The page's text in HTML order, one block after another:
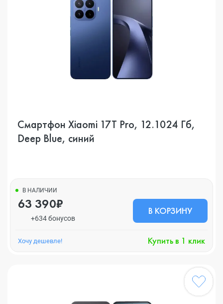
Смартфон Xiaomi 17T Pro, 12.1024 Гб,
Deep Blue, синий
В НАЛИЧИИ
63 390₽
+634 бонусов
В КОРЗИНУ
Хочу дешевле! Купить в 1 клик